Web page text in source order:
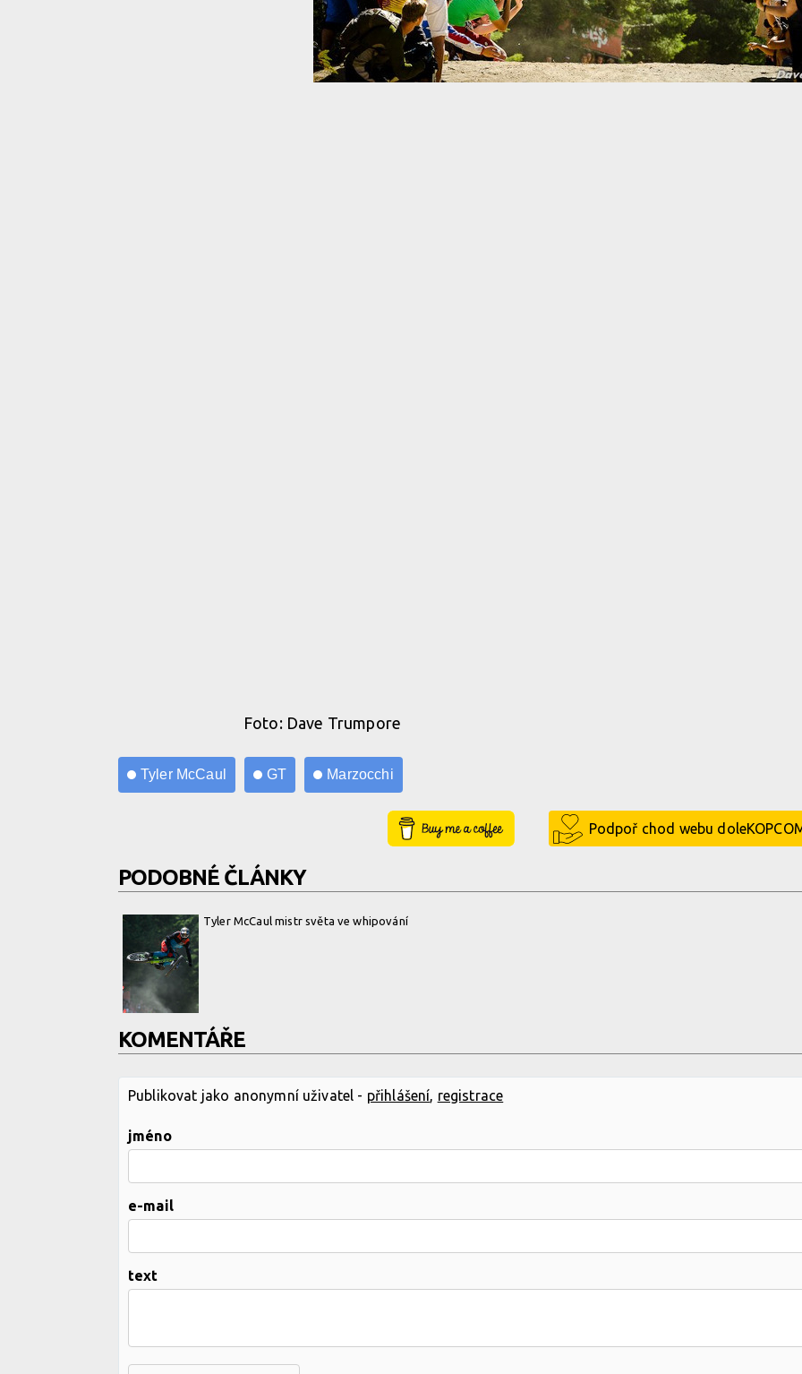
Foto: Dave Trumpore
Tyler McCaul GT Marzocchi
Buy Me a Coffee Podpoř chod webu
PODOBNÉ ČLÁNKY
Tyler McCaul mistr světa ve whipování
KOMENTÁŘE
Publikovat jako anonymní uživatel - přihlášení registrace
jméno
e-mail
text